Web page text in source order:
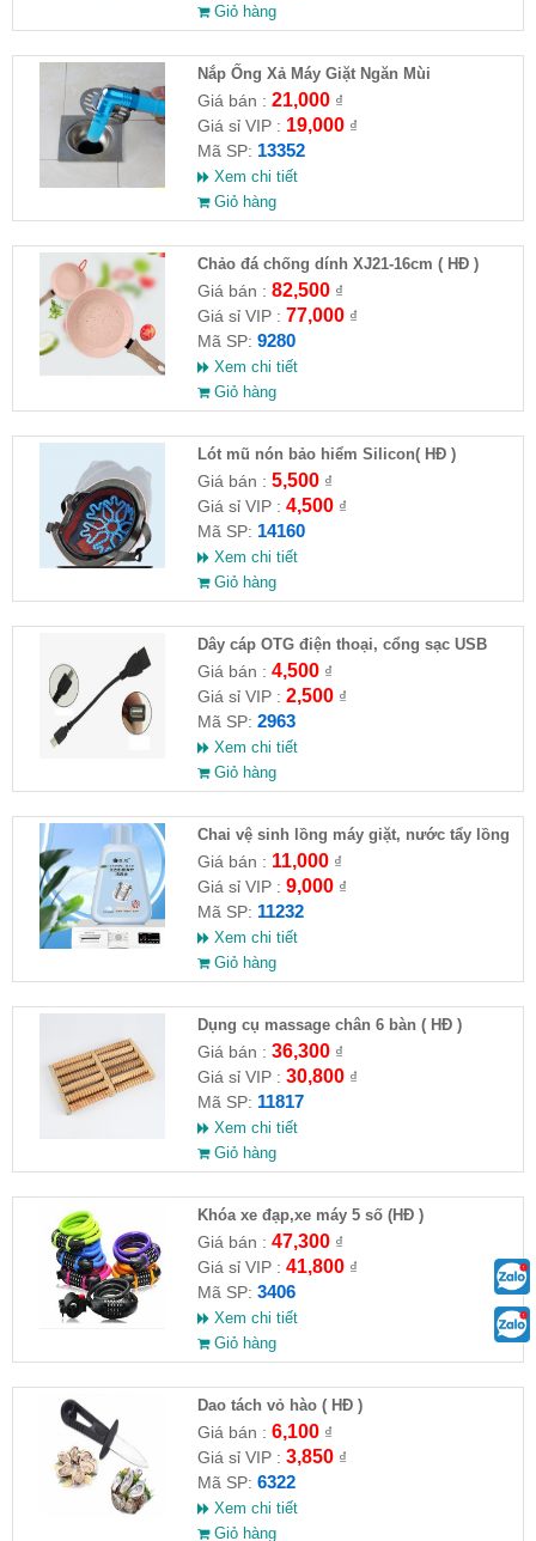
Giỏ hàng
Nắp Ống Xả Máy Giặt Ngăn Mùi
Giá bán : 21,000₫
Giá sỉ VIP : 19,000₫
Mã SP: 13352
Xem chi tiết
Giỏ hàng
Chảo đá chống dính XJ21-16cm ( HĐ )
Giá bán : 82,500₫
Giá sỉ VIP : 77,000₫
Mã SP: 9280
Xem chi tiết
Giỏ hàng
Lót mũ nón bảo hiểm Silicon( HĐ )
Giá bán : 5,500₫
Giá sỉ VIP : 4,500₫
Mã SP: 14160
Xem chi tiết
Giỏ hàng
Dây cáp OTG điện thoại, cổng sạc USB
Giá bán : 4,500₫
Giá sỉ VIP : 2,500₫
Mã SP: 2963
Xem chi tiết
Giỏ hàng
Chai vệ sinh lồng máy giặt, nước tẩy lồng
máy giặt CLEANING FLUID
Giá bán : 11,000₫
Giá sỉ VIP : 9,000₫
Mã SP: 11232
Xem chi tiết
Giỏ hàng
Dụng cụ massage chân 6 bàn ( HĐ )
Giá bán : 36,300₫
Giá sỉ VIP : 30,800₫
Mã SP: 11817
Xem chi tiết
Giỏ hàng
Khóa xe đạp,xe máy 5 số (HĐ )
Giá bán : 47,300₫
Giá sỉ VIP : 41,800₫
Mã SP: 3406
Xem chi tiết
Giỏ hàng
Dao tách vỏ hào ( HĐ )
Giá bán : 6,100₫
Giá sỉ VIP : 3,850₫
Mã SP: 6322
Xem chi tiết
Giỏ hàng